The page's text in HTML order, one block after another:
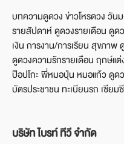
บทความดูดวง ข่าวโหรดวง วัน
รายสัปดาห์ ดูดวงรายเดือน ดู
เงิน การงาน/การเรียน สุขภา
ดูดวงความรักรายเดือน ฤกษ์แ
ป๊อปโกะ พี่หมอปุ่น หมอแก้ว ดูด
บัตรประชาชน ทะเบียนรถ เซีย
บริษัท ไบรท์ ทีวี จำกัด